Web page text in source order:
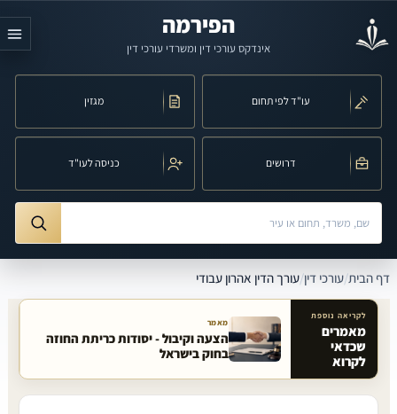
הפירמה
אינדקס עורכי דין ומשרדי עורכי דין
עו"ד לפי תחום מגזין
דרושים כניסה לעו"ד
חיפוש לפי שם, משרד, תחום משפט או עיר
דף הבית/עורכי דין/עורך הדין אהרון עבודי
מאמרים קשורים באתר
לקריאה נוספת
מאמרים
שכדאי
לקרוא
מאמר
הצעה וקיבול - יסודות כריתת החוזה
בחוק בישראל